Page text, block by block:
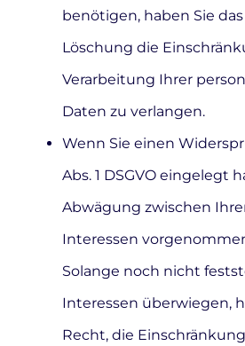
benötigen, haben Sie
Löschung die
Verarbeitung Ihrer
Daten zu verlangen.
Wenn Sie einen
Abs. 1 DSGVO eingelegt
Abwägung zwischen
Interessen
Solange noch nicht
Interessen überwiegen,
Recht, die